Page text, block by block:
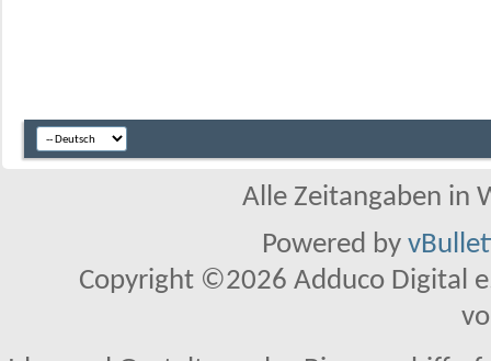
Alle Zeitangaben in
Powered by
Copyright ©2026 Adduco Digital